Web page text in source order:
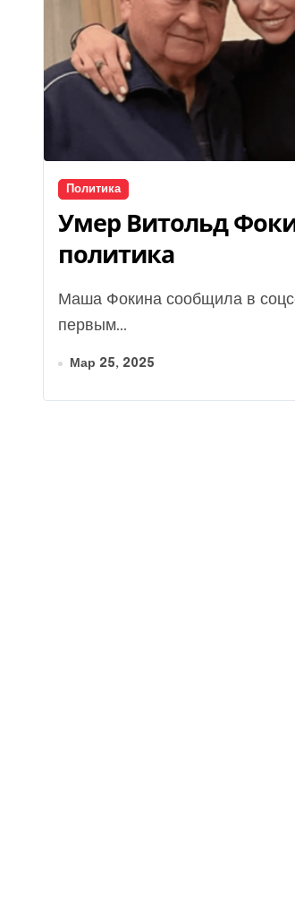
Политика
Умер Витольд
политика
Маша Фокина сообщила в соцсетях, что ее дедушка ушел из жизни. Витольд Фокин стал
первым...
Мар 25, 2025